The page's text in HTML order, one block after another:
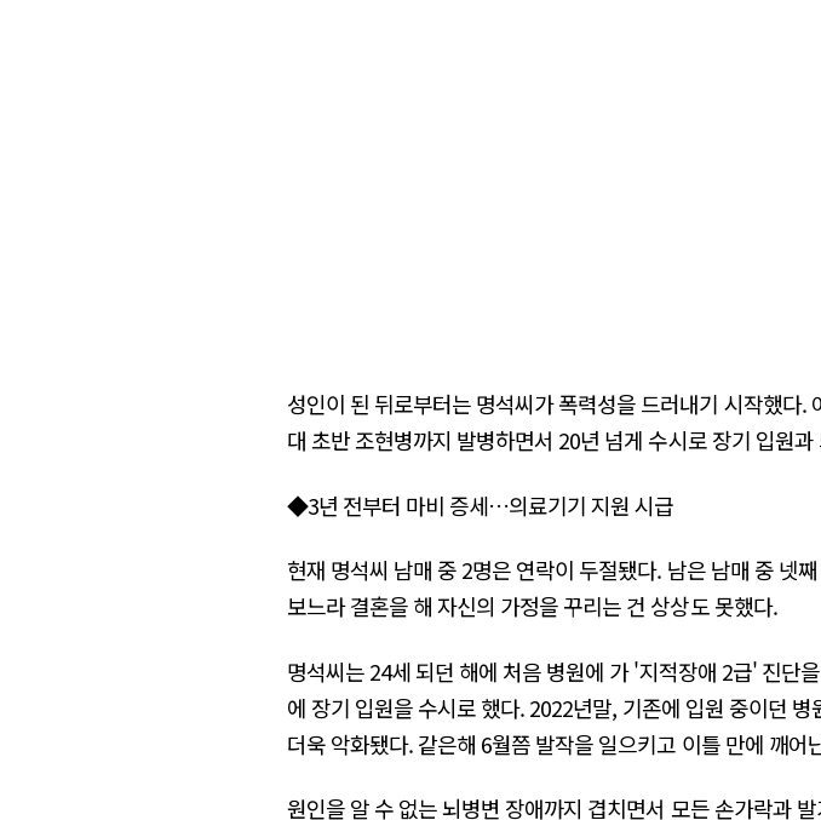
성인이 된 뒤로부터는 명석씨가 폭력성을 드러내기 시작했다
대 초반 조현병까지 발병하면서 20년 넘게 수시로 장기 입원
◆3년 전부터 마비 증세…의료기기 지원 시급
현재 명석씨 남매 중 2명은 연락이 두절됐다. 남은 남매 중 넷
보느라 결혼을 해 자신의 가정을 꾸리는 건 상상도 못했다.
명석씨는 24세 되던 해에 처음 병원에 가 '지적장애 2급' 진단
에 장기 입원을 수시로 했다. 2022년말, 기존에 입원 중이던
더욱 악화됐다. 같은해 6월쯤 발작을 일으키고 이틀 만에 깨어
원인을 알 수 없는 뇌병변 장애까지 겹치면서 모든 손가락과